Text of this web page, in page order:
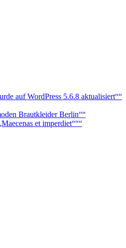
auf WordPress 5.6.8 aktualisiert““
Brautkleider Berlin““
et imperdiet“““